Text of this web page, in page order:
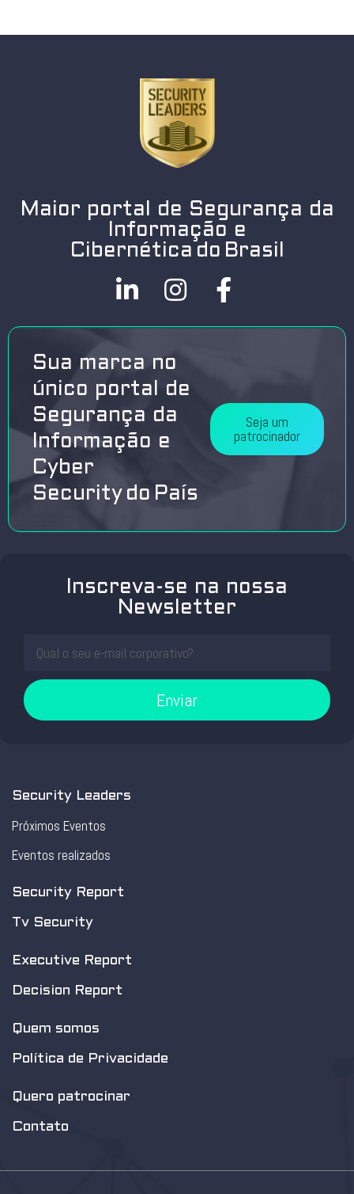
Maior portal de Segurança da
Informação e
Cibernética do Brasil
Sua marca no
único portal de
Segurança da
Informação e
Cyber
Security do País
Seja um
patrocinador
Inscreva-se na nossa
Newsletter
Enviar
Security Leaders
Próximos Eventos
Eventos realizados
Security Report
Tv Security
Executive Report
Decision Report
Quem somos
Política de Privacidade
Quero patrocinar
Contato